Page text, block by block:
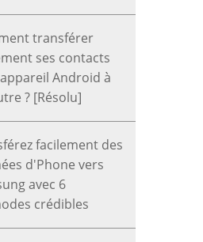
transférer
ses contacts
Android à
? [Résolu]
facilement des
d'Phone vers
avec 6
crédibles